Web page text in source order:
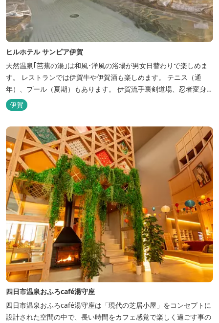
ヒルホテル サンピア伊賀
天然温泉｢芭蕉の湯｣は和風･洋風の浴場が男女日替わりで楽しめま
す。 レストランでは伊賀牛や伊賀酒も楽しめます。 テニス（通
年）、プール（夏期）もあります。 伊賀流手裏剣道場、忍者変身処
を常設しております。 ★ＨＰが新しくなりました！
http://www.hh-sunpia-iga.co.jp ※日替わりランチ、日替わり薬湯
伊賀
四日市温泉おふろcafé湯守座
四日市温泉おふろcafé湯守座は「現代の芝居小屋」をコンセプトに
設計された空間の中で、長い時間をカフェ感覚で楽しく過ごす事の